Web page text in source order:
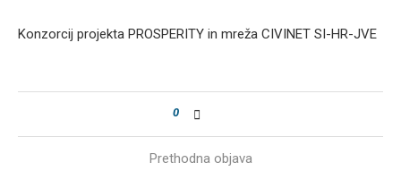
Konzorcij projekta PROSPERITY in mreža CIVINET SI-HR-JVE
0
Prethodna objava